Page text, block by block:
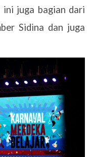
ini juga bagian dari
Sidina dan juga